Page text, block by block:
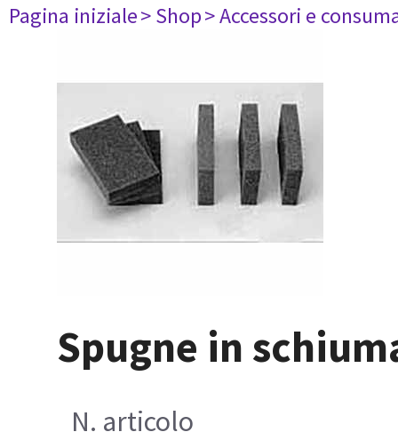
Pagina iniziale> Shop> Accessori e
Spugne in
N. articolo